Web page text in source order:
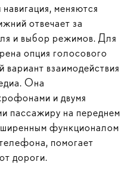
меняются
отвечает за
и выбор режимов. Для
опция голосового
взаимодействия
Она
и двумя
пассажиру на переднем
функционалом
помогает
дороги.